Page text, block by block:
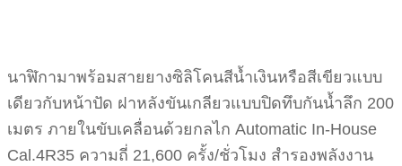
นาฬิกามาพร้อมสายยางซิลิโคนสีน้ำเงินหรือสีเขียวแบบ
เดียวกับหน้าปัด ฝาหลังขันเกลียวแบบปิดทึบกันน้ำลึก 200
เมตร ภายในขับเคลื่อนด้วยกลไก Automatic In-House
Cal.4R35 ความถี่ 21,600 ครั้ง/ชั่วโมง สำรองพลังงาน